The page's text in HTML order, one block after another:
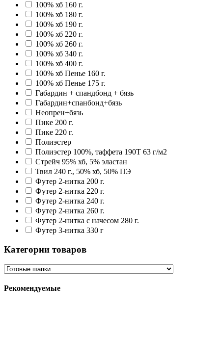
100% хб 160 г.
100% хб 180 г.
100% хб 190 г.
100% хб 220 г.
100% хб 260 г.
100% хб 340 г.
100% хб 400 г.
100% хб Пенье 160 г.
100% хб Пенье 175 г.
Габардин + спандбонд + бязь
Габардин+спанбонд+бязь
Неопрен+бязь
Пике 200 г.
Пике 220 г.
Полиэстер
Полиэстер 100%, таффета 190T 63 г/м2
Стрейч 95% хб, 5% эластан
Твил 240 г., 50% хб, 50% ПЭ
Футер 2-нитка 200 г.
Футер 2-нитка 220 г.
Футер 2-нитка 240 г.
Футер 2-нитка 260 г.
Футер 2-нитка с начесом 280 г.
Футер 3-нитка 330 г
Категории товаров
Рекомендуемые